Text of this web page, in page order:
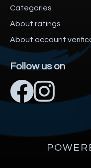
Categories
About ratings
About account
Follow us on